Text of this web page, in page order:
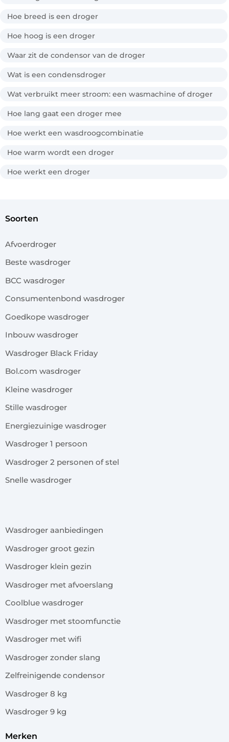
Hoe breed is een droger
Hoe hoog is een droger
Waar zit de condensor van de droger
Wat is een condensdroger
Wat verbruikt meer stroom: een wasmachine of droger
Hoe lang gaat een droger mee
Hoe werkt een wasdroogcombinatie
Hoe warm wordt een droger
Hoe werkt een droger
soorten
Afvoerdroger
Beste wasdroger
BCC wasdroger
Consumentenbond wasdroger
Goedkope wasdroger
Inbouw wasdroger
Wasdroger Black Friday
Bol.com wasdroger
Kleine wasdroger
Stille wasdroger
Energiezuinige wasdroger
Wasdroger 1 persoon
Wasdroger 2 personen of stel
Snelle wasdroger
Wasdroger aanbiedingen
Wasdroger groot gezin
Wasdroger klein gezin
Wasdroger met afvoerslang
Coolblue wasdroger
Wasdroger met stoomfunctie
Wasdroger met wifi
Wasdroger zonder slang
Zelfreinigende condensor
Wasdroger 8 kg
Wasdroger 9 kg
merken